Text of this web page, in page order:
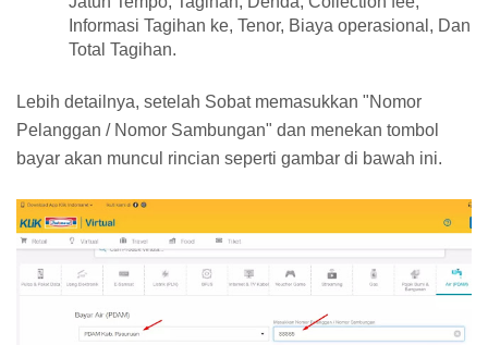
Informasi Tagihan ke, Tenor, Biaya operasional, Dan
Total Tagihan.
Lebih detailnya, setelah Sobat memasukkan "Nomor
Pelanggan / Nomor Sambungan" dan menekan tombol
bayar akan muncul rincian seperti gambar di bawah ini.